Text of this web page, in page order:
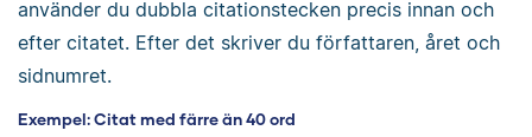
använder du dubbla citationstecken precis innan och
efter citatet. Efter det skriver du författaren, året och
sidnumret.
Exempel: Citat med färre än 40 ord